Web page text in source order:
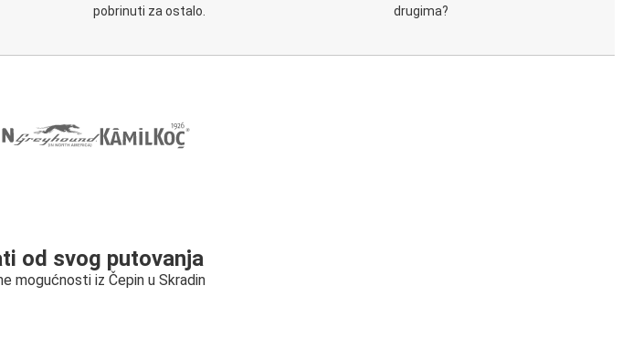
pobrinuti za ostalo.
drugima?
od svog putovanja
mogućnosti iz Čepin u Skradin